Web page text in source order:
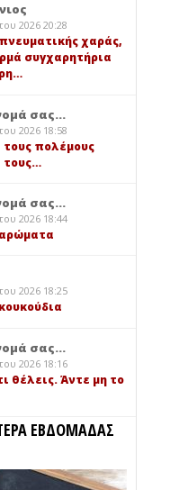
2026 20:28
χαράς,
συγχαρητήρια
σας...
2026 18:58
τους πολέμους
τους…
σας...
2026 18:44
2026 18:25
σας...
2026 18:16
θέλεις. Άντε μη το
ΕΒΔΟΜΑΔΑΣ